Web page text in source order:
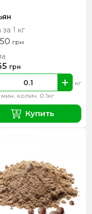
1 кг
грн
мин. колич. 0.1кг
кг
грн
Купить